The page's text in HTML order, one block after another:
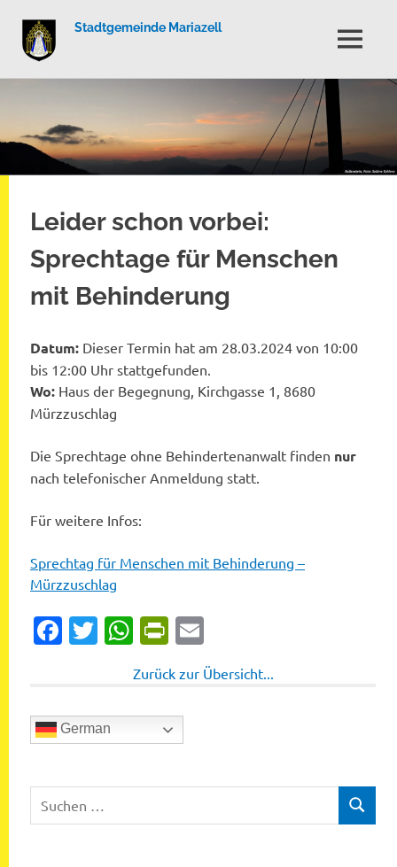
springen
Stadtgemeinde Mariazell
MENÜ
Leider schon vorbei:
Sprechtage für Menschen
mit Behinderung
Datum: Dieser Termin hat am 28.03.2024 von 10:00
bis 12:00 Uhr stattgefunden.
Wo: Haus der Begegnung, Kirchgasse 1, 8680
Mürzzuschlag
Die Sprechtage ohne Behindertenanwalt finden nur
nach telefonischer Anmeldung statt.
Für weitere Infos:
Sprechtag für Menschen mit Behinderung –
Mürzzuschlag
Facebook
Twitter
WhatsApp
PrintFriendly
Zurück zur Übersicht...
German
nach:
SUCHEN